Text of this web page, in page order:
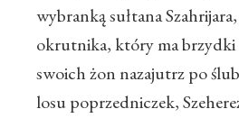
wybranką sułtana
okrutnika, który ma brzydki
swoich żon nazajutrz po
losu poprzedniczek,